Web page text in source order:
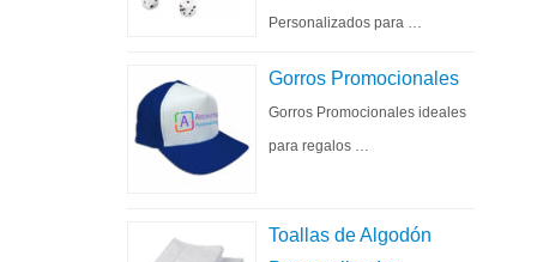
Personalizados para …
Gorros Promocionales
Gorros Promocionales ideales
para regalos …
Toallas de Algodón